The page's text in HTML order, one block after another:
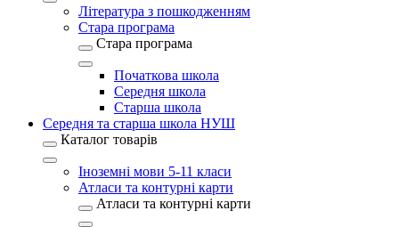
Література з пошкодженням
Стара програма
Стара програма
Початкова школа
Середня школа
Старша школа
Середня та старша школа НУШ
Каталог товарів
Іноземні мови 5-11 класи
Атласи та контурні карти
Атласи та контурні карти